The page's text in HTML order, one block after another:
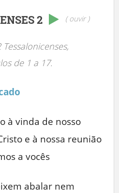
2 ( ouvir )
de 1 a 17.
à vinda de nosso
e à nossa reunião
a vocês
abalar nem